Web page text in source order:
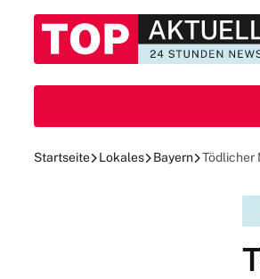
Startseite Lokales Bayern Tödlicher